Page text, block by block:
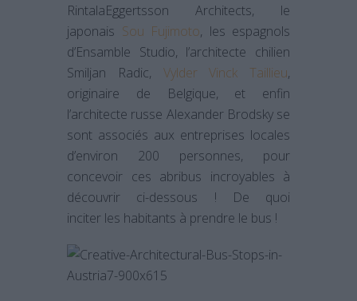
RintalaEggertsson Architects, le
japonais Sou Fujimoto, les espagnols
d’Ensamble Studio, l’architecte chilien
Smiljan Radic, Vylder Vinck Taillieu,
originaire de Belgique, et enfin
l’architecte russe Alexander Brodsky se
sont associés aux entreprises locales
d’environ 200 personnes, pour
concevoir ces abribus incroyables à
découvrir ci-dessous ! De quoi
inciter les habitants à prendre le bus !